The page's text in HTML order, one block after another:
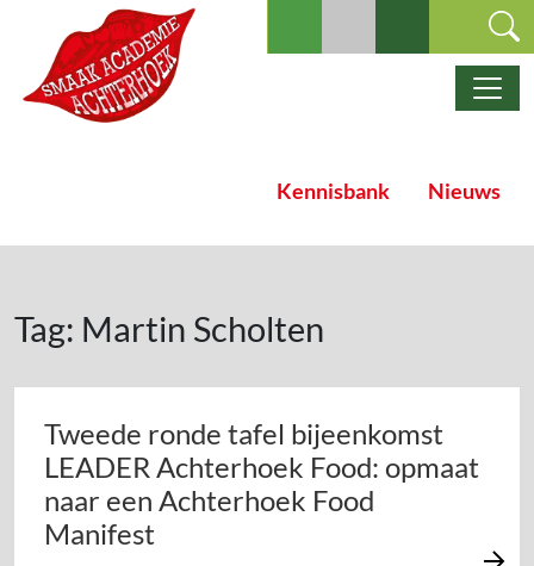
Ga naar de inhoud
Hoofdnavigatie
Kennisbank Nieuws
Tag: Martin Scholten
Tweede ronde tafel bijeenkomst
LEADER Achterhoek Food: opmaat
naar een Achterhoek Food
Manifest